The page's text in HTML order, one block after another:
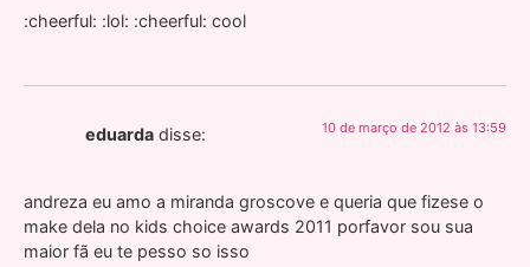
:cheerful: :lol: :cheerful: cool
eduarda disse: 10 de março de 2012 às 13:59
andreza eu amo a miranda groscove e queria que fizese o
make dela no kids choice awards 2011 porfavor sou sua
maior fã eu te pesso so isso